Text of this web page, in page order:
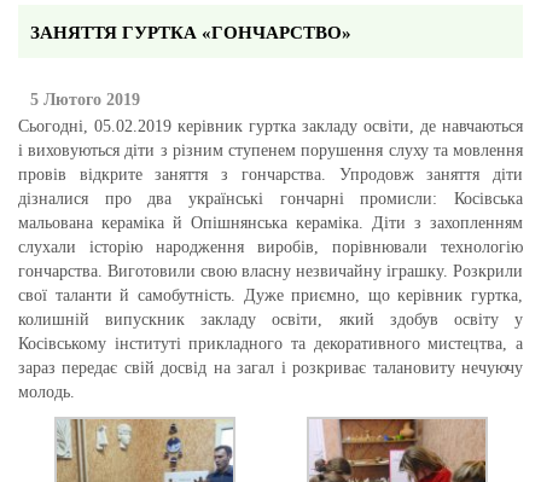
ЗАНЯТТЯ ГУРТКА «ГОНЧАРСТВО»
5 Лютого 2019
Сьогодні, 05.02.2019 керівник гуртка закладу освіти, де навчаються
і виховуються діти з різним ступенем порушення слуху та мовлення
провів відкрите заняття з гончарства. Упродовж заняття діти
дізналися про два українські гончарні промисли: Косівська
мальована кераміка й Опішнянська кераміка. Діти з захопленням
слухали історію народження виробів, порівнювали технологію
гончарства. Виготовили свою власну незвичайну іграшку. Розкрили
свої таланти й самобутність. Дуже приємно, що керівник гуртка,
колишній випускник закладу освіти, який здобув освіту у
Косівському інституті прикладного та декоративного мистецтва, а
зараз передає свій досвід на загал і розкриває талановиту нечуючу
молодь.